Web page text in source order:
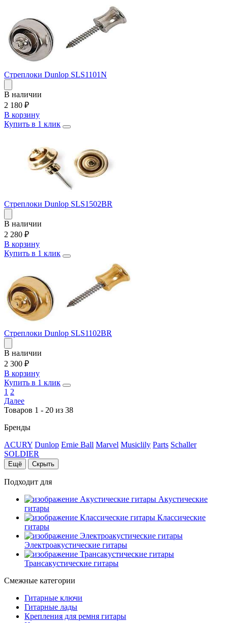
Стреплоки Dunlop SLS1101N
В наличии
2 180 ₽
В корзину
Купить в 1 клик
Стреплоки Dunlop SLS1502BR
В наличии
2 280 ₽
В корзину
Купить в 1 клик
Стреплоки Dunlop SLS1102BR
В наличии
2 300 ₽
В корзину
Купить в 1 клик
1 2
Далее
Товаров 1 - 20 из 38
Бренды
ACURY Dunlop Ernie Ball Marvel Musiclily Parts Schaller
SOLDIER
Ещё Скрыть
Подходит для
Акустические
гитары
Классические
гитары
Электроакустические гитары
Трансакустические гитары
Смежные категории
Гитарные ключи
Гитарные лады
Крепления для ремня гитары